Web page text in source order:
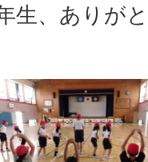
生、ありが